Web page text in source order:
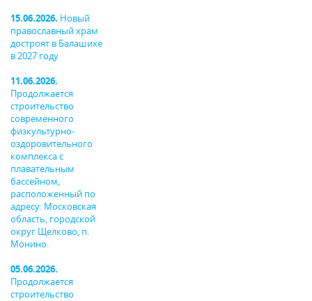
15.06.2026. Новый
православный храм
достроят в Балашихе
в 2027 году
11.06.2026.
Продолжается
строительство
современного
физкультурно-
оздоровительного
комплекса с
плавательным
бассейном,
расположенный по
адресу: Московская
область, городской
округ Щелково, п.
Монино.
05.06.2026.
Продолжается
строительство